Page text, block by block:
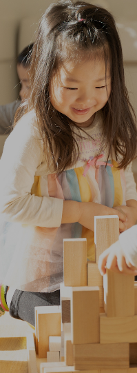
各園のブログ
2026.08.06 赤しそジュ
5 【そら組】誕生会
一覧を見る